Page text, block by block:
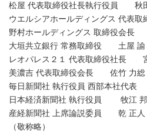
松屋 代表取締役社長執行役員 秋
ウエルシアホールディングス 代表
野村ホールディングス 取締役会
大垣共立銀行 常務取締役 土屋 諭
レオパレス２１ 代表取締役社長
美濃吉 代表取締役会長 佐竹 力
毎日新聞社 執行役員 西部本社代
日本経済新聞社 執行役員 牧江
産経新聞社 上席論説委員 乾 正人
（敬称略）